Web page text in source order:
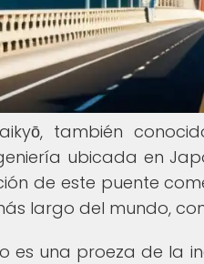
también
ubicada en
de este puente
largo del mundo,
es una proeza de la